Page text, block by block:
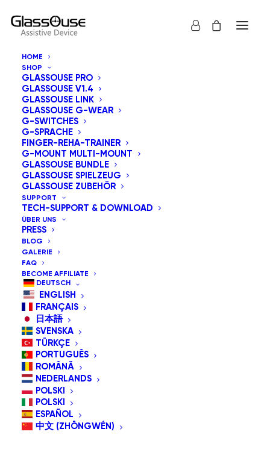
HOME
SHOP
GLASSOUSE PRO
GLASSOUSE V1.4
GLASSOUSE LINK
GLASSOUSE G-WEAR
G-SWITCHES
G-SPRACHE
FINGER-REHA-TRAINER
G-MOUNT MULTI-MOUNT
GLASSOUSE BUNDLE
GLASSOUSE SPIELZEUG
GLASSOUSE ZUBEHÖR
SUPPORT
TECH-SUPPORT & DOWNLOAD
ÜBER UNS
PRESS
BLOG
GALERIE
FAQ
BECOME AFFILIATE
DEUTSCH
ENGLISH
FRANÇAIS
日本語
SVENSKA
TÜRKÇE
PORTUGUÊS
ROMÂNĂ
NEDERLANDS
POLSKI
POLSKI
ESPAÑOL
中文 (ZHŌNGWÉN)
Alle anzeigen
Standardsortierung
Nach Beliebtheit sortiert
Nach Aktualität sortieren
Nach Preis sortieren: absteigend
ANGEBOT!
Bündelangebot